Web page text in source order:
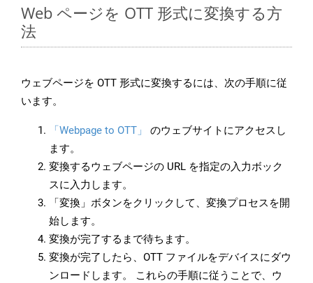
Web ページを OTT 形式に変換する方
法
ウェブページを OTT 形式に変換するには、次の手順に従
います。
「Webpage to OTT」
のウェブサイトにアクセスし
ます。
変換するウェブページの URL を指定の入力ボック
スに入力します。
「変換」ボタンをクリックして、変換プロセスを開
始します。
変換が完了するまで待ちます。
変換が完了したら、OTT ファイルをデバイスにダウ
ンロードします。 これらの手順に従うことで、ウ